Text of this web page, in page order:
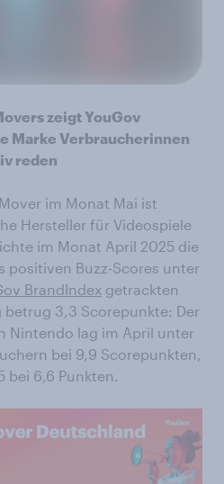
zeigt YouGov
Marke Verbraucherinnen
reden
im Monat Mai ist
Hersteller für Videospiele
im Monat April 2025 die
positiven Buzz-Scores unter
BrandIndex getrackten
betrug 3,3 Scorepunkte: Der
Nintendo lag im April unter
bei 9,9 Scorepunkten,
bei 6,6 Punkten.